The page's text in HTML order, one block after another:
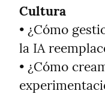
Cultura
• ¿Cómo
la IA
• ¿Cómo